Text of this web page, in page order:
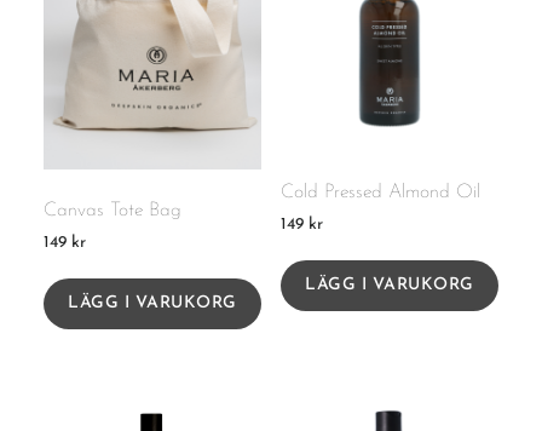
Canvas Tote Bag
149 kr
LÄGG I VARUKORG
Cold Pressed Almond Oil
149 kr
LÄGG I VARUKORG